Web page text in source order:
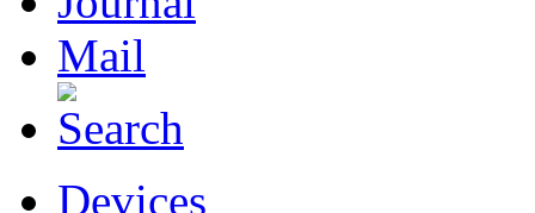
Mail
Devices